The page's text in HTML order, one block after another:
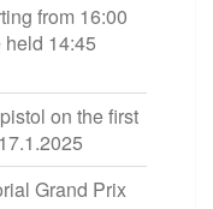
from 16:00
14:45
on the first
17.1.2025
Grand Prix